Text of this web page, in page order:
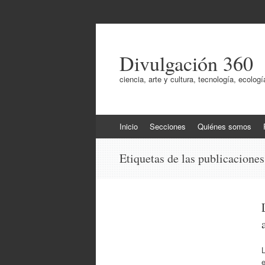
Divulgación 360
ciencia, arte y cultura, tecnología,
al
Inicio Secciones Quiénes somos
Etiquetas de las